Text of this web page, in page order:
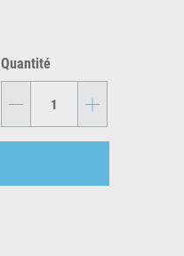
Quantité
- +